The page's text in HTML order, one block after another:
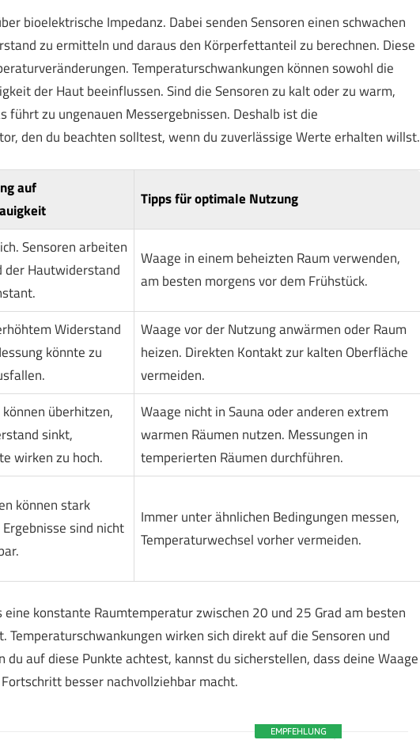
bioelektrische Impedanz. Dabei senden Sensoren einen schwachen
zu ermitteln und daraus den Körperfettanteil zu berechnen. Diese
Temperaturschwankungen können sowohl die
der Haut beeinflussen. Sind die Sensoren zu kalt oder zu warm,
zu ungenauen Messergebnissen. Deshalb ist die
den du beachten solltest, wenn du zuverlässige Werte erhalten willst.
auf
Tipps für optimale Nutzung
Sensoren arbeiten
der Hautwiderstand
Waage in einem beheizten Raum verwenden,
am besten morgens vor dem Frühstück.
Widerstand
könnte zu
Waage vor der Nutzung anwärmen oder Raum
heizen. Direkten Kontakt zur kalten Oberfläche
vermeiden.
überhitzen,
sinkt,
wirken zu hoch.
Waage nicht in Sauna oder anderen extrem
warmen Räumen nutzen. Messungen in
temperierten Räumen durchführen.
können stark
sind nicht
Immer unter ähnlichen Bedingungen messen,
Temperaturwechsel vorher vermeiden.
konstante Raumtemperatur zwischen 20 und 25 Grad am besten
wirken sich direkt auf die Sensoren und
auf diese Punkte achtest, kannst du sicherstellen, dass deine Waage
besser nachvollziehbar macht.
EMPFEHLUNG